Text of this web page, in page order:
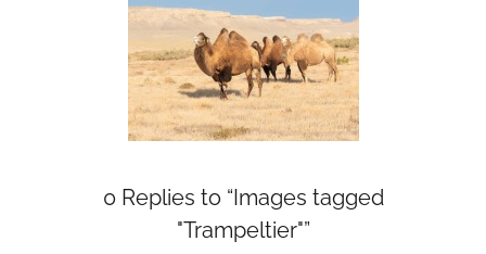
0 Replies to “Images tagged
"Trampeltier"”